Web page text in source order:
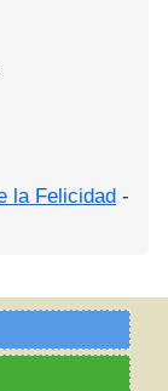
la Felicidad -